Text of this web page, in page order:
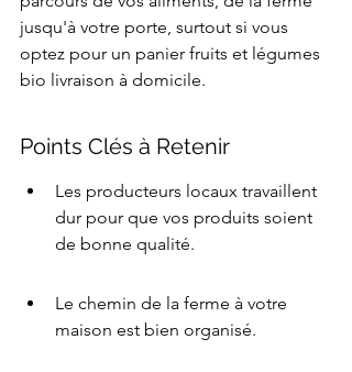
jusqu'à votre porte, surtout si vous
optez pour un panier fruits et légumes
bio livraison à domicile.
Points Clés à Retenir
Les producteurs locaux travaillent
dur pour que vos produits soient
de bonne qualité.
Le chemin de la ferme à votre
maison est bien organisé.